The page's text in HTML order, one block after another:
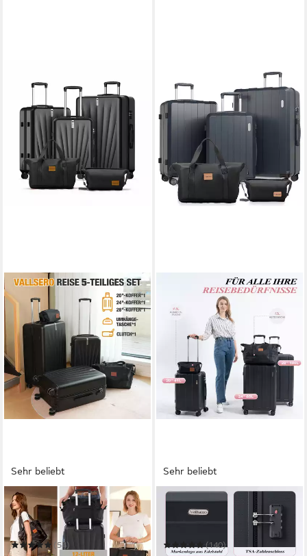
Sehr beliebt
VALLSERO
Trolleyset M-L-XL-Set,
Gepäck mit Kosmetiktasche,
Hartschalen-Koffer
(54)
Sehr beliebt
Trolleyset Koffer-Set(
M,L,XL) Hartschalen-Koffer,
Rollkoffer 5-teiliges Set
(140)